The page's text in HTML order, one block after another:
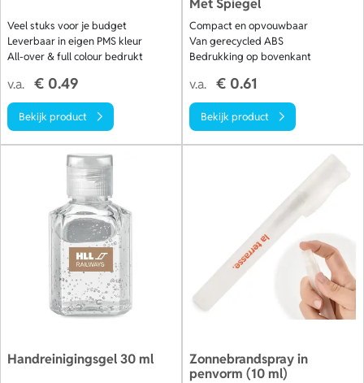
Veel stuks voor je budget
Leverbaar in eigen PMS kleur
All-over & full colour bedrukt
v.a. € 0.49
Bekijk product
Met Spiegel
Compact en opvouwbaar
Van gerecycled ABS
Bedrukking op bovenkant
v.a. € 0.61
Bekijk product
Handreinigingsgel 30 ml
Zonnebrandspray in
penvorm (10 ml)